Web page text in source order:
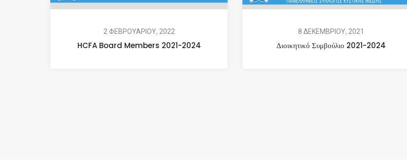
2 ΦΕΒΡΟΥΑΡΙΟΥ, 2022
HCFA Board Members 2021-2024
8 ΔΕΚΕΜΒΡΙΟΥ, 2021
Διοικητικό Συμβούλιο 2021-2024